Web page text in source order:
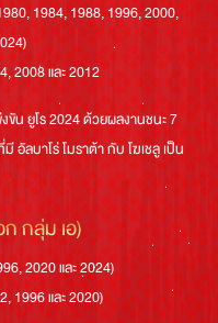
1984, 1988, 1996, 2000,
2008 และ 2012
ขัน ยูโร 2024 ด้วยผลงานชนะ 7
อัลบาโร่ โมราต้า กับ โฆเชลู เป็น
กลุ่ม เอ)
2020 และ 2024)
1996 และ 2020)